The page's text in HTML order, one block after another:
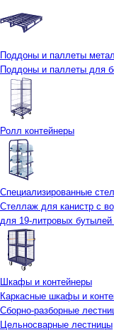
Поддоны и паллеты
Поддоны и паллеты для
Ролл контейнеры
Специализированные
Стеллаж для канистр с
для 19-литровых
Шкафы и контейнеры
Каркасные шкафы и
Сборно-разборные
Цельносварные лестницы